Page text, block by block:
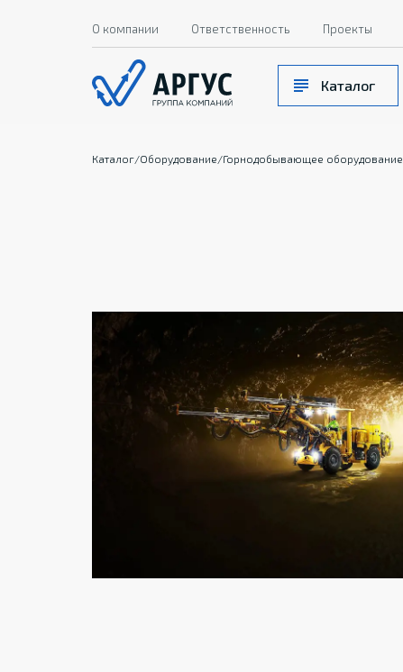
Каталог
О компании Ответственность Проекты
Каталог/Оборудование/Горнодобывающее оборудование